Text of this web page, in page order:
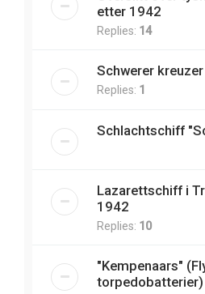
etter 1942
Replies: 14
Schwerer
Replies: 1
Schlachtschiff
Lazarettschiff i
1942
Replies: 10
"Kempenaars"